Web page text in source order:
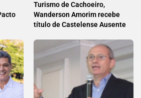
Turismo de Cachoeiro,
Wanderson Amorim recebe
título de Castelense Ausente